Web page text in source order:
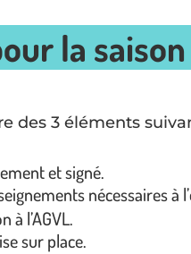
la
des 3 éléments
et signé.
nécessaires à
l’AGVL.
sur place.